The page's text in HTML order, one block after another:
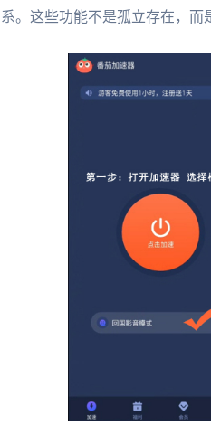
系。这些功能不是孤立存在，而